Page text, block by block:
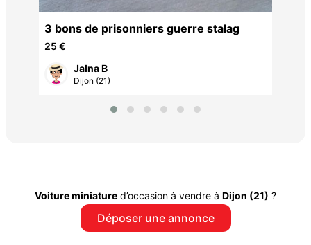
3 bons de prisonniers guerre stalag
25 €
Jalna B
Dijon (21)
Voiture miniature d’occasion à vendre à Dijon (21) ?
Déposer une annonce